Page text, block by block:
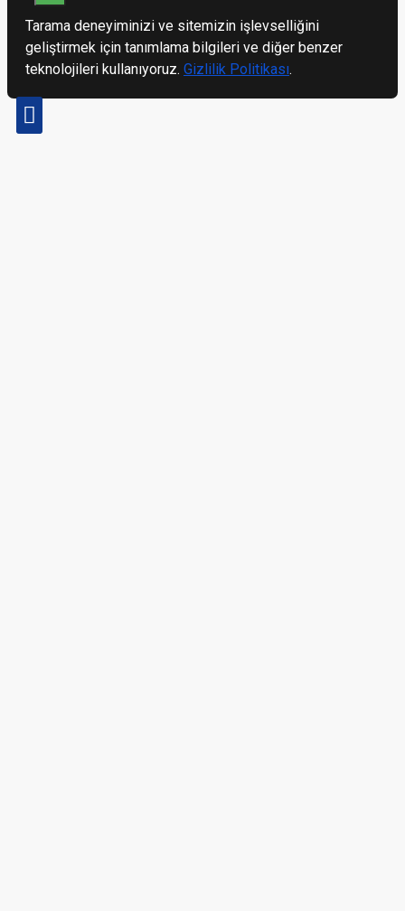
Tarama deneyiminizi ve sitemizin işlevselliğini
geliştirmek için tanımlama bilgileri ve diğer benzer
teknolojileri kullanıyoruz. Gizlilik Politikası.